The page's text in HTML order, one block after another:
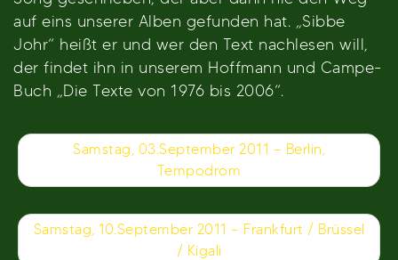
auf eins unserer Alben gefunden hat. „Sibbe
Johr“ heißt er und wer den Text nachlesen will,
der findet ihn in unserem Hoffmann und Campe-
Buch „Die Texte von 1976 bis 2006“.
Beitragsnavigation
Samstag, 03.September 2011 – Berlin,
Tempodrom
Samstag, 10.September 2011 – Frankfurt / Brüssel
/ Kigali